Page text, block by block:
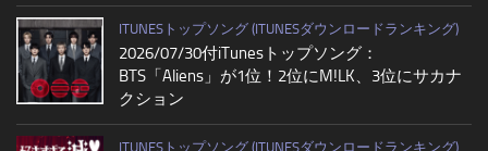
ITUNESトップソング (ITUNESダウンロードランキング)
2026/07/30付iTunesトップソング：
BTS「Aliens」が1位！2位にM!LK、3位にサカナ
クション
ITUNESトップソング (ITUNESダウンロードランキング)